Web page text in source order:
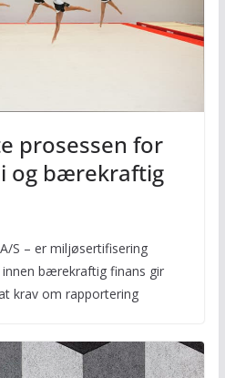
prosessen for
og bærekraftig
S – er miljøsertifisering
innen bærekraftig finans gir
krav om rapportering